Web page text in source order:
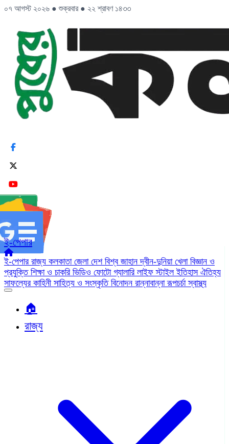
০৭ আগস্ট ২০২৬ ● শুক্রবার ● ২২ শ্রাবণ ১৪৩৩
ই-পেপার
ই-পেপার রাজ্য কলকাতা জেলা দেশ বিশ্ব জাহানদ্বীন-দুনিয়া খেলা বিজ্ঞান ও
প্রযুক্তি শিক্ষা ও চাকরি ভিডিও ফোটো গ্যালারি লাইফ স্টাইলইতিহাস ঐতিহ্য
সাফল্যের কাহিনী সাহিত্য ও সংস্কৃতি বিনোদন রান্নাবান্নারূপচর্চাস্বাস্থ্য
🏠︎
রাজ্য